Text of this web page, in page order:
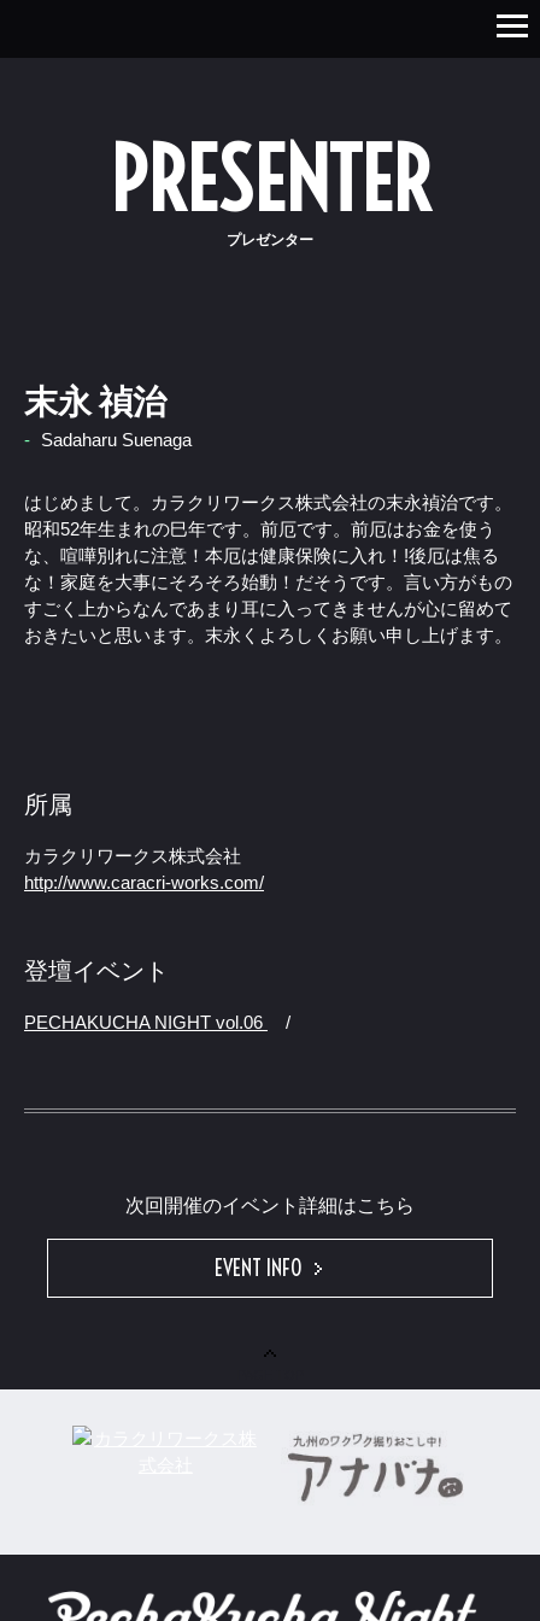
PRESENTER
プレゼンター
末永 禎治
- Sadaharu Suenaga
はじめまして。カラクリワークス株式会社の末永禎治です。
昭和52年生まれの巳年です。前厄です。前厄はお金を使う
な、喧嘩別れに注意！本厄は健康保険に入れ！!後厄は焦る
な！家庭を大事にそろそろ始動！だそうです。言い方がもの
すごく上からなんであまり耳に入ってきませんが心に留めて
おきたいと思います。末永くよろしくお願い申し上げます。
所属
カラクリワークス株式会社
http://www.caracri-works.com/
登壇イベント
PECHAKUCHA NIGHT vol.06 /
次回開催のイベント詳細はこちら
EVENT INFO